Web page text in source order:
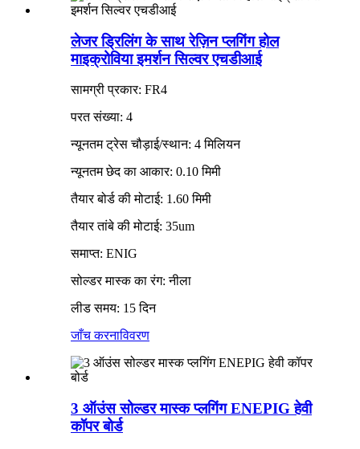
लेजर ड्रिलिंग के साथ रेज़िन प्लगिंग होल
माइक्रोविया इमर्शन सिल्वर एचडीआई
सामग्री प्रकार: FR4
परत संख्या: 4
न्यूनतम ट्रेस चौड़ाई/स्थान: 4 मिलियन
न्यूनतम छेद का आकार: 0.10 मिमी
तैयार बोर्ड की मोटाई: 1.60 मिमी
तैयार तांबे की मोटाई: 35um
समाप्त: ENIG
सोल्डर मास्क का रंग: नीला
लीड समय: 15 दिन
जाँच करनाविवरण
3 ऑउंस सोल्डर मास्क प्लगिंग ENEPIG हेवी
कॉपर बोर्ड